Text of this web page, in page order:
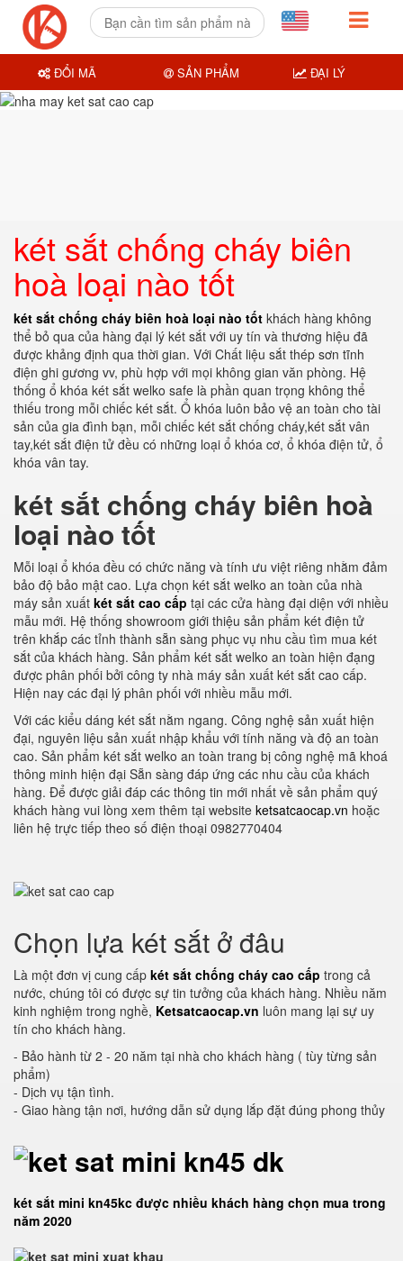
két sắt chống cháy biên
hoà loại nào tốt
két sắt chống cháy biên hoà loại nào tốt khách hàng không
thể bỏ qua của hàng đại lý két sắt với uy tín và thương hiệu đã
được khảng định qua thời gian. Với Chất liệu sắt thép sơn tĩnh
điện ghi gương vv, phù hợp với mọi không gian văn phòng. Hệ
thống ổ khóa két sắt welko safe là phần quan trọng không thể
thiếu trong mỗi chiếc két sắt. Ổ khóa luôn bảo vệ an toàn cho tài
sản của gia đình bạn, mỗi chiếc két sắt chống cháy,két sắt vân
tay,két sắt điện tử đều có những loại ổ khóa cơ, ổ khóa điện tử, ổ
khóa vân tay.
két sắt chống cháy biên hoà
loại nào tốt
Mỗi loại ổ khóa đều có chức năng và tính ưu việt riêng nhằm đảm
bảo độ bảo mật cao. Lựa chọn két sắt welko an toàn của nhà
máy sản xuất két sắt cao cấp tại các cửa hàng đại diện với nhiều
mẫu mới. Hệ thống showroom giới thiệu sản phẩm két điện tử
trên khắp các tỉnh thành sẵn sàng phục vụ nhu cầu tìm mua két
sắt của khách hàng. Sản phẩm két sắt welko an toàn hiện đạng
được phân phối bởi công ty nhà máy sản xuất két sắt cao cấp.
Hiện nay các đại lý phân phối với nhiều mẫu mới.
Với các kiểu dáng két sắt nằm ngang. Công nghệ sản xuất hiện
đại, nguyên liệu sản xuất nhập khẩu với tính năng và độ an toàn
cao. Sản phẩm két sắt welko an toàn trang bị công nghệ mã khoá
thông minh hiện đại Sẵn sàng đáp ứng các nhu cầu của khách
hàng. Để được giải đáp các thông tin mới nhất về sản phẩm quý
khách hàng vui lòng xem thêm tại website ketsatcaocap.vn hoặc
liên hệ trực tiếp theo số điện thoại 0982770404
Chọn lựa két sắt ở đâu
Là một đơn vị cung cấp két sắt chống cháy cao cấp trong cả
nước, chúng tôi có được sự tin tưởng của khách hàng. Nhiều năm
kinh nghiệm trong nghề, Ketsatcaocap.vn luôn mang lại sự uy
tín cho khách hàng.
- Bảo hành từ 2 - 20 năm tại nhà cho khách hàng ( tùy từng sản
phẩm)
- Dịch vụ tận tình.
- Giao hàng tận nơi, hướng dẫn sử dụng lắp đặt đúng phong thủy
két sắt mini kn45kc được nhiều khách hàng chọn mua trong
năm 2020
ĐỔI MÃ SẢN PHẨM ĐẠI LÝ